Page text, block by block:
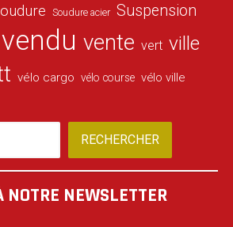
Soudure acier Suspension
vendu vente vert ville
vélo cargo vélo course vélo ville
RECHERCHER
NEWSLETTER